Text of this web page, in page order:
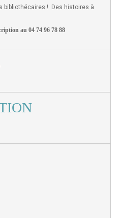
bibliothécaires ! Des histoires à
au 04 74 96 78 88